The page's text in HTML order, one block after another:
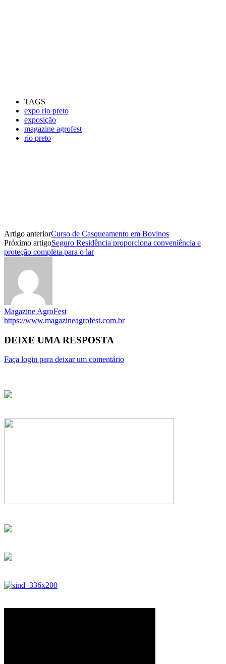
TAGS
expo rio preto
exposição
magazine agrofest
rio preto
Artigo anteriorCurso de Casqueamento em Bovinos
Próximo artigoSeguro Residência proporciona conveniência e
proteção completa para o lar
Magazine AgroFest
https://www.magazineagrofest.com.br
DEIXE UMA RESPOSTA
Faça login para deixar um comentário